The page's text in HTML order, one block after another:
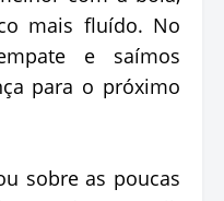
mais fluído. No
e saímos
para o próximo
sobre as poucas